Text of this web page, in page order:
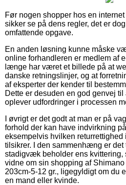
Før nogen shopper hos en
sikker se på dens regler, det er
omfattende opgave.
En anden løsning kunne måske
online forhandleren er medlem af
længe har været et billede på at
danske retningslinjer, og at
af eksperter der kender til
Dette er desuden en god genvej
oplever udfordringer i processen
I øvrigt er det godt at man er på
forhold der kan have indvirkning
eksempelvis hvilken returrettighed
tilsikrer. I den sammenhæng er
stadigvæk beholder ens kvittering,
vidne om sin shopping af
203cm-5-12 gr., ligegyldigt om du
en mand eller kvinde.